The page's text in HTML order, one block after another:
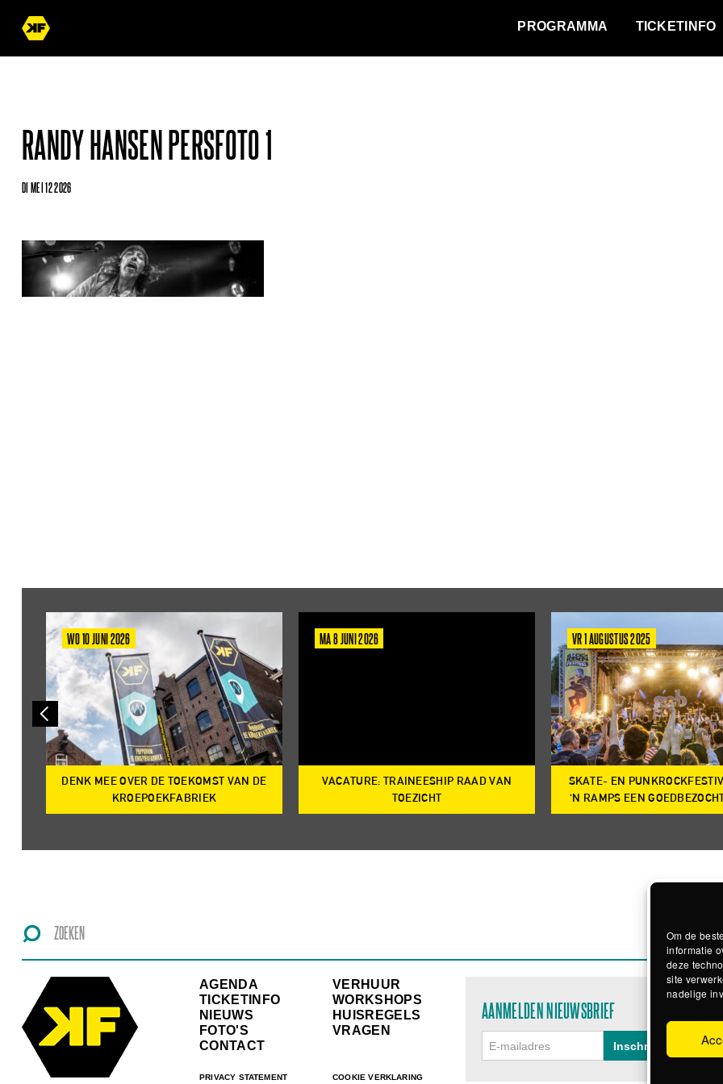
Om de
informatie
deze
site
nadelige
PROGRAMMA TICKETINFO
RANDY HANSEN PERSFOTO 1
DI MEI 12 2026
WO 10 JUNI 2026
DENK MEE OVER DE TOEKOMST VAN DE
KROEPOEKFABRIEK
MA 8 JUNI 2026
VACATURE: TRAINEESHIP RAAD VAN
TOEZICHT
VR 1 AUGUSTUS 2025
SKATE- EN
‘N RAMPS EEN
AGENDA
TICKETINFO
NIEUWS
FOTO'S
CONTACT
PRIVACY STATEMENT
VERHUUR
WORKSHOPS
HUISREGELS
VRAGEN
COOKIE VERKLARING
AANMELDEN NIEUWSBRIEF